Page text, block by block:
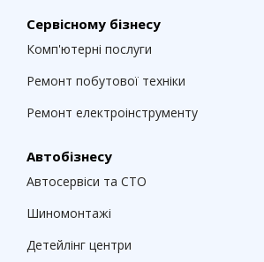
Сервісному бізнесу
Комп'ютерні послуги
Ремонт побутової техніки
Ремонт електроінструменту
Автобізнесу
Автосервіси та СТО
Шиномонтажі
Детейлінг центри